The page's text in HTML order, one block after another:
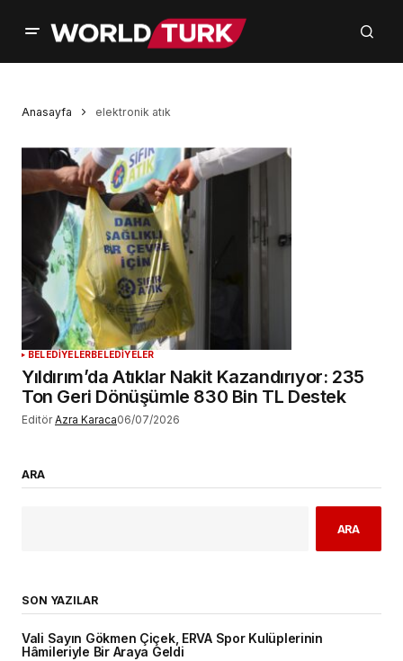
Anasayfa elektronik atık
BELEDİYELERBELEDİYELER
Yıldırım’da Atıklar Nakit Kazandırıyor: 235
Ton Geri Dönüşümle 830 Bin TL Destek
Editör Azra Karaca06/07/2026
ARA
ARA
SON YAZILAR
Vali Sayın Gökmen Çiçek, ERVA Spor Kulüplerinin
Hâmileriyle Bir Araya Geldi